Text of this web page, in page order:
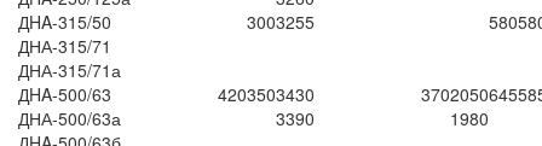
ДHA-315/50
3003255 580
ДНА-315/71
ДНА-315/71а
ДHA-500/63
4203503430 3702050645
ДНА-500/63а
3390
1980